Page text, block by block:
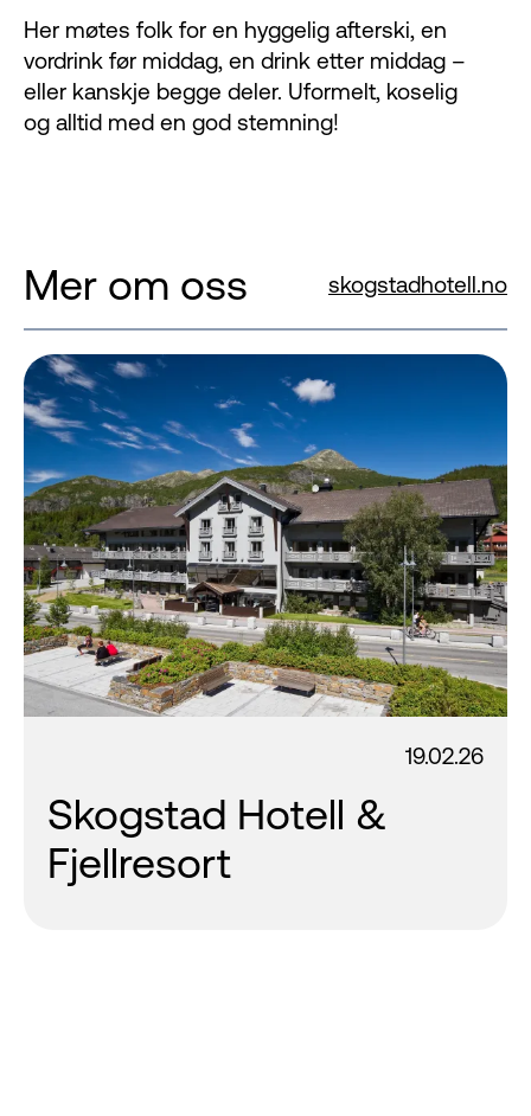
Her møtes folk for en hyggelig afterski, en
vordrink før middag, en drink etter middag –
eller kanskje begge deler. Uformelt, koselig
og alltid med en god stemning!
Mer om oss skogstadhotell.no
19.02.26
Skogstad Hotell &
Fjellresort